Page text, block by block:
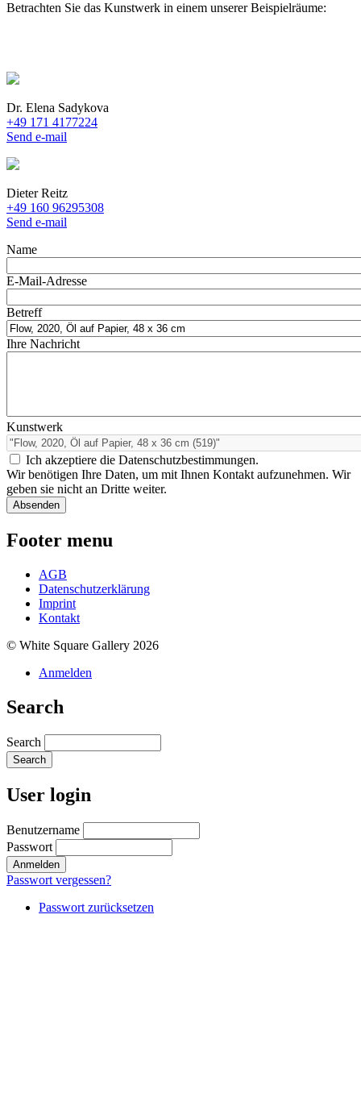
Betrachten Sie das Kunstwerk in einem unserer Beispielräume:
Dr. Elena Sadykova
+49 171 4177224
Send e-mail
Dieter Reitz
+49 160 96295308
Send e-mail
Name
E-Mail-Adresse
Betreff
Ihre Nachricht
Kunstwerk
Ich akzeptiere die Datenschutzbestimmungen.
Wir benötigen Ihre Daten, um mit Ihnen Kontakt aufzunehmen. Wir
geben sie nicht an Dritte weiter.
Footer menu
AGB
Datenschutzerklärung
Imprint
Kontakt
© White Square Gallery 2026
Anmelden
Search
Search
User login
Benutzername
Passwort
Passwort vergessen?
Passwort zurücksetzen